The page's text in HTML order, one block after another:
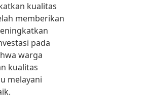
kualitas
memberikan
pada
warga
kualitas
melayani